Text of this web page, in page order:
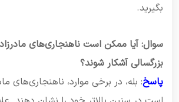
بگیرید.
سوال: آیا ممکن است ناهنجاری‌های
بزرگسالی آشکار شوند؟
پاسخ: بله، در برخی موارد، ناهنجاری‌های